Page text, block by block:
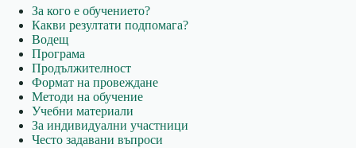
За кого е обучението?
Какви резултати подпомага?
Водещ
Програма
Продължителност
Формат на провеждане
Методи на обучение
Учебни материали
За индивидуални участници
Често задавани въпроси